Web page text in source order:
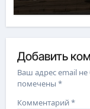
Добавить
Ваш адрес email
помечены*
Комментарий*